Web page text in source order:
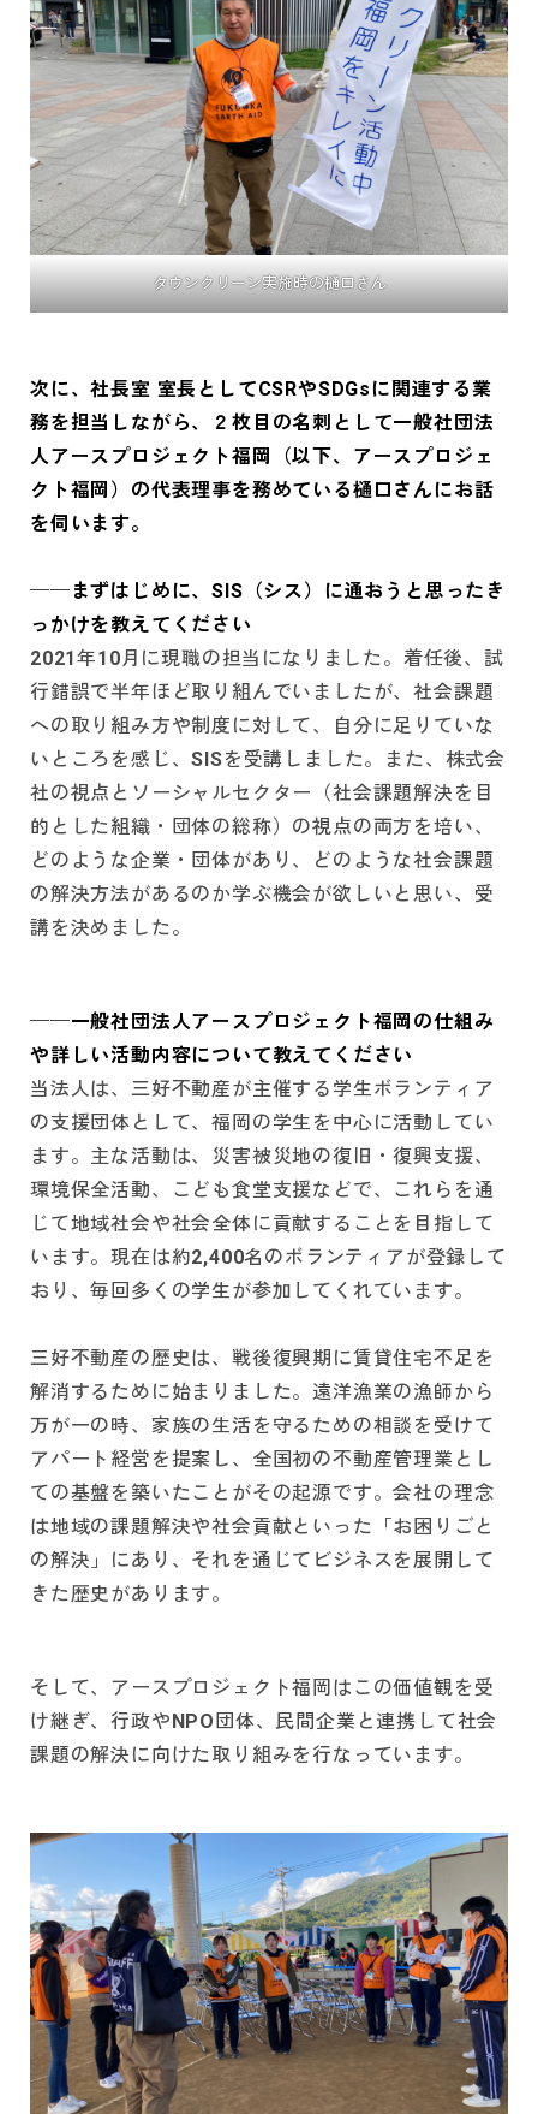
タウンクリーン実施時の樋口さん
次に、社長室 室長としてCSRやSDGsに関連する業
務を担当しながら、２枚目の名刺として一般社団法
人アースプロジェクト福岡（以下、アースプロジェ
クト福岡）の代表理事を務めている樋口さんにお話
を伺います。
──まずはじめに、SIS（シス）に通おうと思ったき
っかけを教えてください
2021年10月に現職の担当になりました。着任後、試
行錯誤で半年ほど取り組んでいましたが、社会課題
への取り組み方や制度に対して、自分に足りていな
いところを感じ、SISを受講しました。また、株式会
社の視点とソーシャルセクター（社会課題解決を目
的とした組織・団体の総称）の視点の両方を培い、
どのような企業・団体があり、どのような社会課題
の解決方法があるのか学ぶ機会が欲しいと思い、受
講を決めました。
──一般社団法人アースプロジェクト福岡の仕組み
や詳しい活動内容について教えてください
当法人は、三好不動産が主催する学生ボランティア
の支援団体として、福岡の学生を中心に活動してい
ます。主な活動は、災害被災地の復旧・復興支援、
環境保全活動、こども食堂支援などで、これらを通
じて地域社会や社会全体に貢献することを目指して
います。現在は約2,400名のボランティアが登録して
おり、毎回多くの学生が参加してくれています。
三好不動産の歴史は、戦後復興期に賃貸住宅不足を
解消するために始まりました。遠洋漁業の漁師から
万が一の時、家族の生活を守るための相談を受けて
アパート経営を提案し、全国初の不動産管理業とし
ての基盤を築いたことがその起源です。会社の理念
は地域の課題解決や社会貢献といった「お困りごと
の解決」にあり、それを通じてビジネスを展開して
きた歴史があります。
そして、アースプロジェクト福岡はこの価値観を受
け継ぎ、行政やNPO団体、民間企業と連携して社会
課題の解決に向けた取り組みを行なっています。